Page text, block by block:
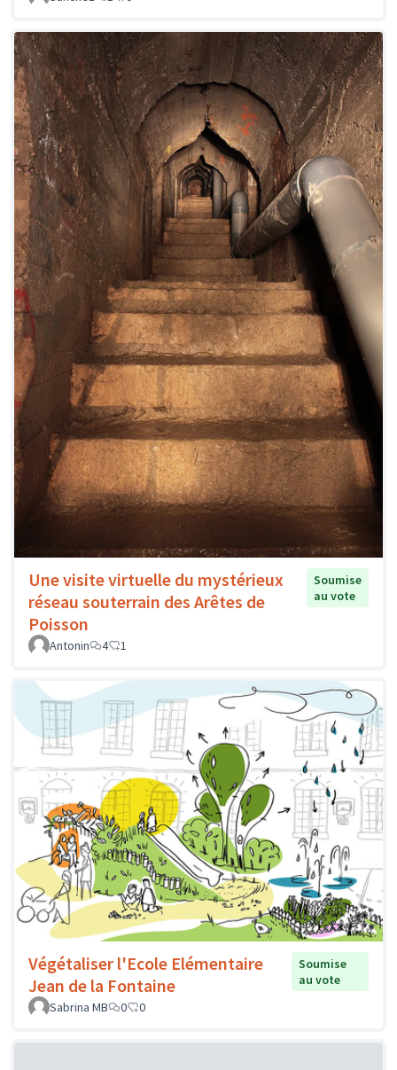
Une visite virtuelle du mystérieux
réseau souterrain des Arêtes de
Poisson
Soumise
au vote
Antonin 4 1
Végétaliser l'Ecole Elémentaire
Jean de la Fontaine
Soumise
au vote
Sabrina MB
0 0